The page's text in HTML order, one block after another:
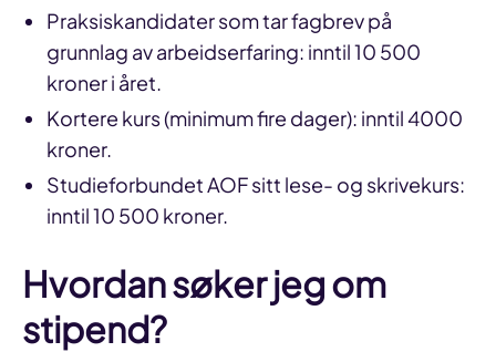
Praksiskandidater som tar fagbrev på
grunnlag av arbeidserfaring: inntil 10 500
kroner i året.
Kortere kurs (minimum fire dager): inntil 4000
kroner.
Studieforbundet AOF sitt lese- og skrivekurs:
inntil 10 500 kroner.
Hvordan søker jeg om
stipend?